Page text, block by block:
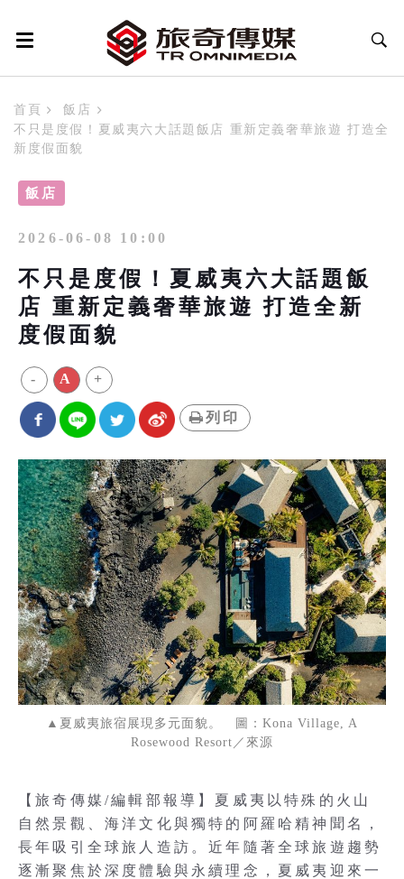
首頁
飯店
不只是度假！夏威夷六大話題飯店 重新定義奢華旅遊 打造全
新度假面貌
飯店
2026-06-08 10:00
不只是度假！夏威夷六大話題飯
店 重新定義奢華旅遊 打造全新
度假面貌
- A +
列印
▲夏威夷旅宿展現多元面貌。 圖：Kona Village, A
Rosewood Resort／來源
【旅奇傳媒/編輯部報導】夏威夷以特殊的火山
自然景觀、海洋文化與獨特的阿羅哈精神聞名，
長年吸引全球旅人造訪。近年隨著全球旅遊趨勢
逐漸聚焦於深度體驗與永續理念，夏威夷迎來一